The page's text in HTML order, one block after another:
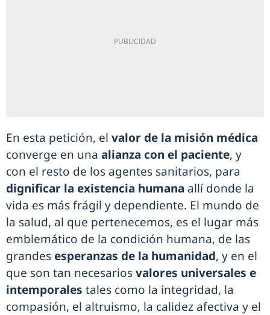
En esta petición, el valor de la misión médica
converge en una alianza con el paciente, y
con el resto de los agentes sanitarios, para
dignificar la existencia humana allí donde la
vida es más frágil y dependiente. El mundo de
la salud, al que pertenecemos, es el lugar más
emblemático de la condición humana, de las
grandes esperanzas de la humanidad, y en el
que son tan necesariosvalores universales e
intemporales tales como la integridad, la
compasión, el altruismo, la calidez afectiva y el